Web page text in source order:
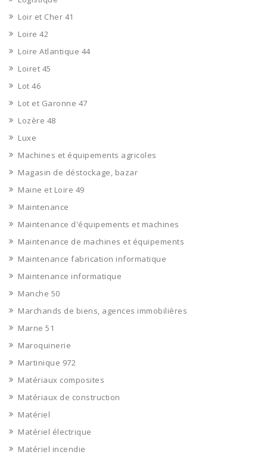
Loir et Cher 41
Loire 42
Loire Atlantique 44
Loiret 45
Lot 46
Lot et Garonne 47
Lozère 48
Luxe
Machines et équipements agricoles
Magasin de déstockage, bazar
Maine et Loire 49
Maintenance
Maintenance d'équipements et machines
Maintenance de machines et équipements
Maintenance fabrication informatique
Maintenance informatique
Manche 50
Marchands de biens, agences immobilières
Marne 51
Maroquinerie
Martinique 972
Matériaux composites
Matériaux de construction
Matériel
Matériel électrique
Matériel incendie